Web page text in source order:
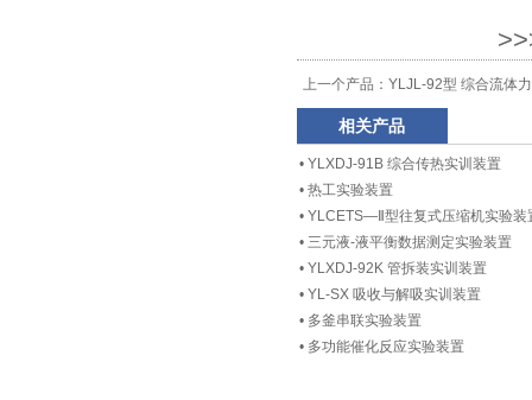
上一个产品： YLJL-92型 综合流体
相关产品
• YLXDJ-91B 综合传热实训装置
• 热工实验装置
• YLCETS—Ⅱ型往复式压缩机实验装
• 三元液-液平衡数据测定实验装置
• YLXDJ-92K 管拆装实训装置
• YL-SX 吸收与解吸实训装置
• 多釜串联实验装置
• 多功能催化反应实验装置